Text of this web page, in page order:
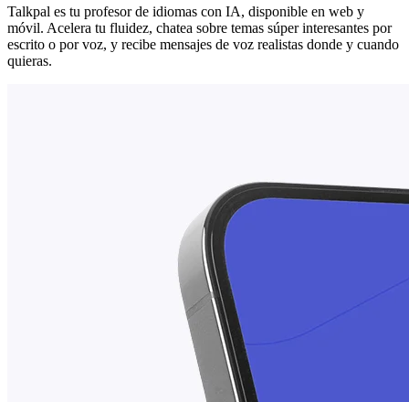
Talkpal es tu profesor de idiomas con IA, disponible en web y
móvil. Acelera tu fluidez, chatea sobre temas súper interesantes por
escrito o por voz, y recibe mensajes de voz realistas donde y cuando
quieras.